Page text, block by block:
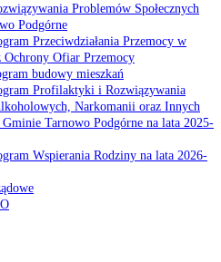
Problemów Społecznych
Podgórne
Przeciwdziałania Przemocy w
Ochrony Ofiar Przemocy
budowy mieszkań
Profilaktyki i Rozwiązywania
Narkomanii oraz Innych
Tarnowo Podgórne na lata 2025-
Wspierania Rodziny na lata 2026-